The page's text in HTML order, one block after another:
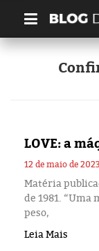
LOVE: a
12 de maio de 2023
Matéria
de 1981. “Uma
peso,
Leia Mais